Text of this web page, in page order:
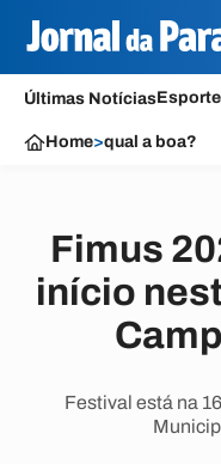
Últimas Notícias
Home>qual a boa?
Fimus
início
Festival está na